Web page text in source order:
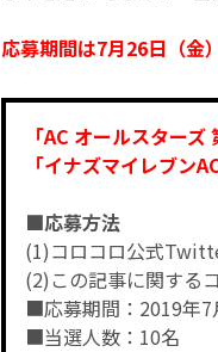
応募期間は7月26日（金
「AC オールスター
「イナズマイレブン
■応募方法
(1)コロコロ公式
(2)この記事に関する
■応募期間：2019年7
■当選人数：10名